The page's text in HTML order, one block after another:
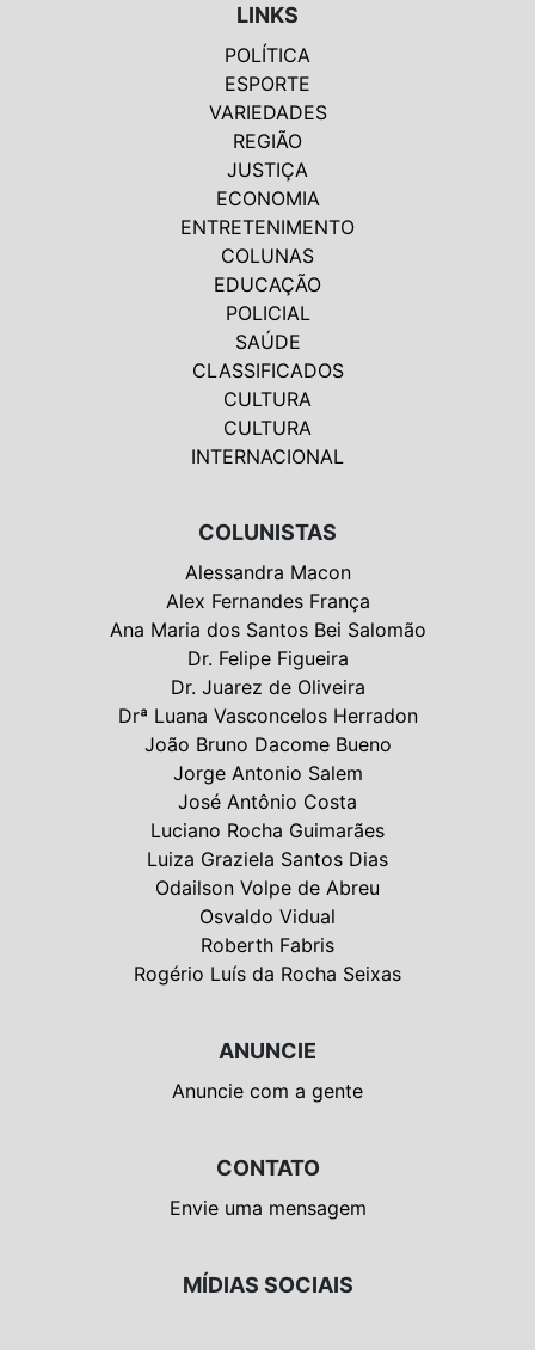
LINKS
POLÍTICA
ESPORTE
VARIEDADES
REGIÃO
JUSTIÇA
ECONOMIA
ENTRETENIMENTO
COLUNAS
EDUCAÇÃO
POLICIAL
SAÚDE
CLASSIFICADOS
CULTURA
CULTURA
INTERNACIONAL
COLUNISTAS
Alessandra Macon
Alex Fernandes França
Ana Maria dos Santos Bei Salomão
Dr. Felipe Figueira
Dr. Juarez de Oliveira
Drª Luana Vasconcelos Herradon
João Bruno Dacome Bueno
Jorge Antonio Salem
José Antônio Costa
Luciano Rocha Guimarães
Luiza Graziela Santos Dias
Odailson Volpe de Abreu
Osvaldo Vidual
Roberth Fabris
Rogério Luís da Rocha Seixas
ANUNCIE
Anuncie com a gente
CONTATO
Envie uma mensagem
MÍDIAS SOCIAIS